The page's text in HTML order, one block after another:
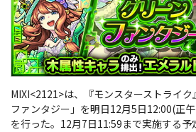
MIXI<2121>は、『モンスターストライ
ファンタジー」を明日12月5日12:00(正
を行った。12月7日11:59まで実施する予